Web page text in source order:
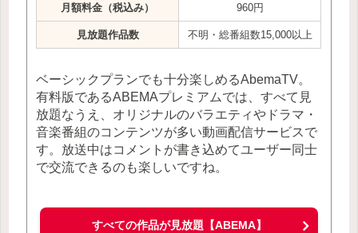
月額料金（税込み） 960円
見放題作品数 不明・総番組数15,000以上
ベーシックプランでも十分楽しめるAbemaTV。
有料版であるABEMAプレミアムでは、すべて見
放題なうえ、オリジナルのバラエティやドラマ・
音楽番組のコンテンツが多い動画配信サービスで
す。放送中はコメントが書き込めてユーザー同士
で交流できるのも楽しいですね。
すべての作品が見放題【ABEMA】